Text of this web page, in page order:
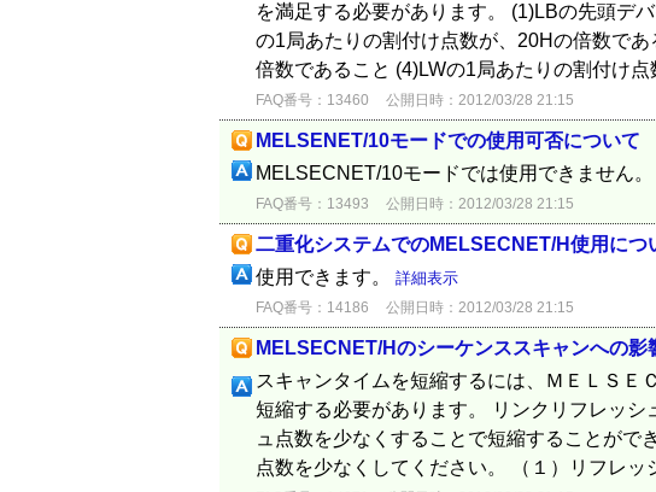
を満足する必要があります。 (1)LBの先頭デ
の1局あたりの割付け点数が、20Hの倍数で
倍数であること (4)LWの1局あたりの割付け点
FAQ番号：13460 公開日時：2012/03/28 21:15
MELSENET/10モードでの使用可否について
MELSECNET/10モードでは使用できません。
FAQ番号：13493 公開日時：2012/03/28 21:15
二重化システムでのMELSECNET/H使用につ
使用できます。 詳細表示
FAQ番号：14186 公開日時：2012/03/28 21:15
MELSECNET/Hのシーケンススキャンへの影
スキャンタイムを短縮するには、ＭＥＬＳＥ
短縮する必要があります。 リンクリフレッ
ュ点数を少なくすることで短縮することがで
点数を少なくしてください。 （１）リフレッ